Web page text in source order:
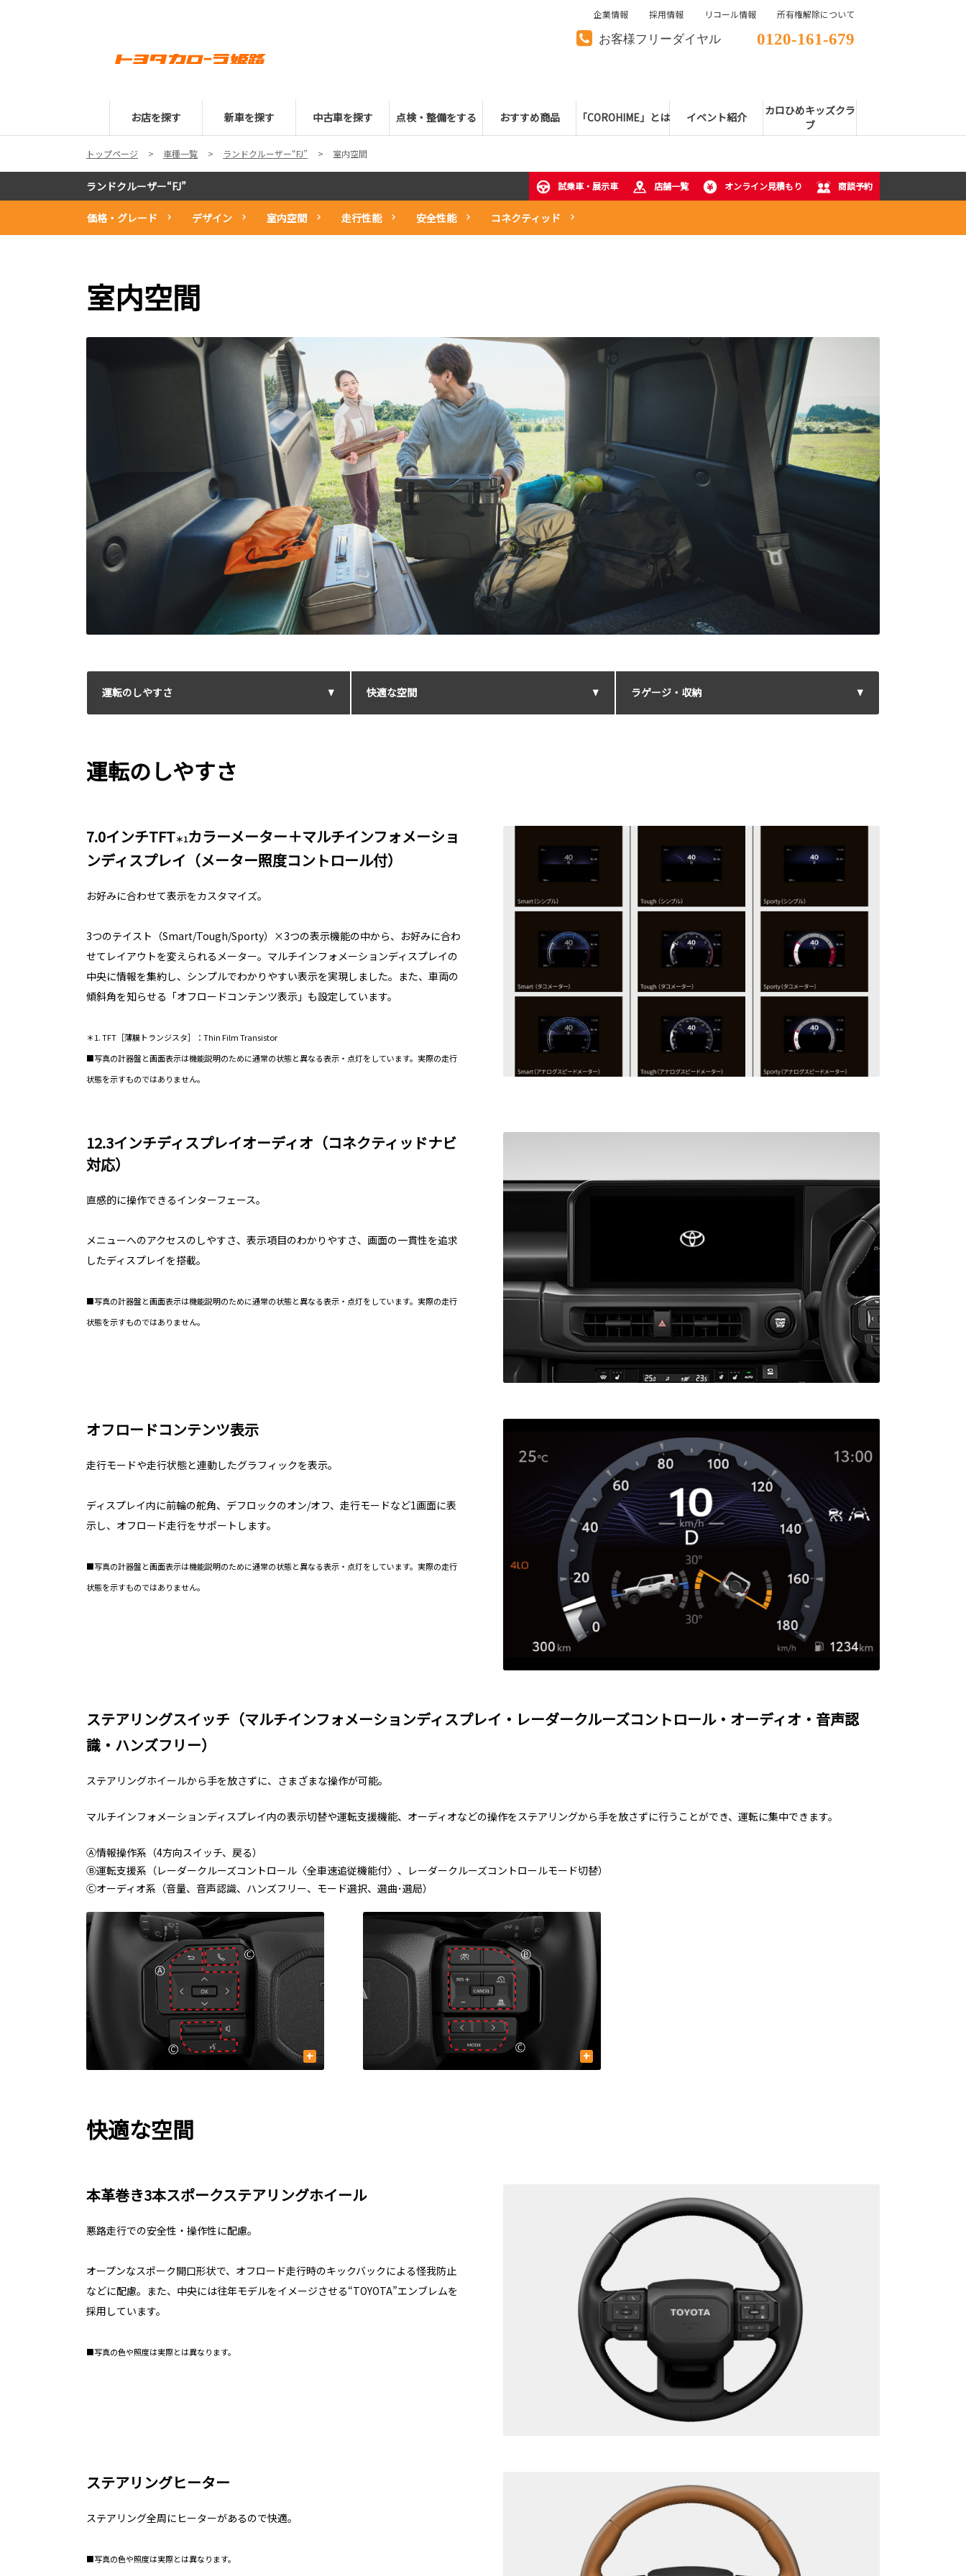
お客様フリーダイヤル 0120-161-679
お店を探す 新車を探す 中古車を探す 点検・整備をする おすすめ商品 「COROHIME」とは イベント紹介
カロひめキッズクラ
ブ
企業情報 採用情報 リコール情報 所有権解除について
トップページ 車種一覧 ランドクルーザー“FJ” 室内空間
ランドクルーザー“FJ” 試乗車・展示車 店舗一覧 オンライン見積もり 商談予約
価格・グレード デザイン 室内空間 走行性能 安全性能 コネクティッド
室内空間
運転のしやすさ 快適な空間 ラゲージ・収納
運転のしやすさ
7.0インチTFT＊1カラーメーター＋マルチインフォメーショ
ンディスプレイ（メーター照度コントロール付）
お好みに合わせて表示をカスタマイズ。
3つのテイスト（Smart/Tough/Sporty）×3つの表示機能の中から、お好みに合わ
せてレイアウトを変えられるメーター。マルチインフォメーションディスプレイの
中央に情報を集約し、シンプルでわかりやすい表示を実現しました。また、車両の
傾斜角を知らせる「オフロードコンテンツ表示」も設定しています。
＊1. TFT［薄膜トランジスタ］：Thin Film Transistor
■写真の計器盤と画面表示は機能説明のために通常の状態と異なる表示・点灯をしています。実際の走行
状態を示すものではありません。
12.3インチディスプレイオーディオ（コネクティッドナビ
対応）
直感的に操作できるインターフェース。
メニューへのアクセスのしやすさ、表示項目のわかりやすさ、画面の一貫性を追求
したディスプレイを搭載。
■写真の計器盤と画面表示は機能説明のために通常の状態と異なる表示・点灯をしています。実際の走行
状態を示すものではありません。
オフロードコンテンツ表示
走行モードや走行状態と連動したグラフィックを表示。
ディスプレイ内に前輪の舵角、デフロックのオン/オフ、走行モードなど1画面に表
示し、オフロード走行をサポートします。
■写真の計器盤と画面表示は機能説明のために通常の状態と異なる表示・点灯をしています。実際の走行
状態を示すものではありません。
ステアリングスイッチ（マルチインフォメーションディスプレイ・レーダークルーズコントロール・オーディオ・音声認
識・ハンズフリー）
ステアリングホイールから手を放さずに、さまざまな操作が可能。
マルチインフォメーションディスプレイ内の表示切替や運転支援機能、オーディオなどの操作をステアリングから手を放さずに行うことができ、運転に集中できます。
Ⓐ情報操作系（4方向スイッチ、戻る）
Ⓑ運転支援系（レーダークルーズコントロール〈全車速追従機能付〉、レーダークルーズコントロールモード切替）
Ⓒオーディオ系（音量、音声認識、ハンズフリー、モード選択、選曲･選局）
+ +
快適な空間
本革巻き3本スポークステアリングホイール
悪路走行での安全性・操作性に配慮。
オープンなスポーク開口形状で、オフロード走行時のキックバックによる怪我防止
などに配慮。また、中央には往年モデルをイメージさせる“TOYOTA”エンブレムを
採用しています。
■写真の色や照度は実際とは異なります。
ステアリングヒーター
ステアリング全周にヒーターがあるので快適。
■写真の色や照度は実際とは異なります。